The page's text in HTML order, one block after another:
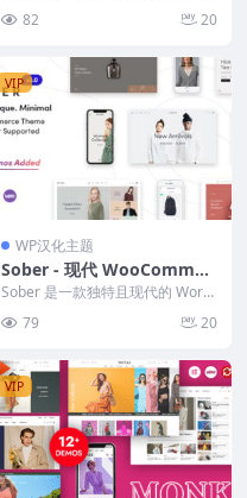
rce ...
82 20
VIP
WP汉化主题
Sober - 现代 WooCommer
ce WordPress 主题_适合各
种在线商店
Sober 是一款独特且现代的 Word
线商...
79 20
VIP